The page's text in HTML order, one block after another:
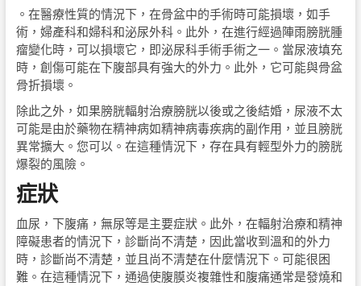
。在醫療性質的情況下，在骨盆中的手術時可能損壞，如手
術，婦產科和婦科和泌尿外科。此外，在進行經過陣雨膀胱腫
瘤變化時，可以損壞它，即泌尿科手術手術之一。當尿液填充
時，創傷可能在下腹部具有強大的外力。此外，它可能與骨盆
骨折損壞。
除此之外，如果膀胱輻射治療膀胱以後或之後結婚，尿液不太
可能是由於藥物在精神病如精神病毒疾病的副作用，並且膀胱
異常擴大。您可以。在這種情況下，存在具有輕型外力的膀胱
爆裂的風險。
症狀
血尿，下腹痛，無尿等是主要症狀。此外，在輻射治療和精神
障礙患者的情況下，診斷尚不清楚，因此當收到溫和的外力
時，診斷尚不清楚，並且尚不清楚在什麼情況下。可能很困
難。在這種情況下，通過使腹膜炎複雜性和腹痛通常是發燒和